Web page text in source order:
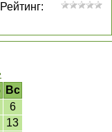
Рейтинг:
Вс
6
13